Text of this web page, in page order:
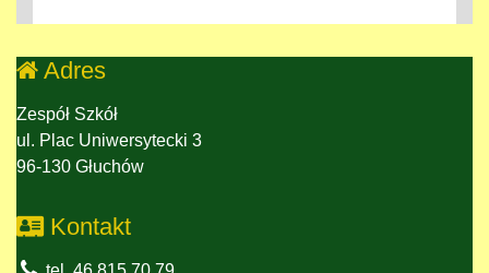
Adres
Zespół Szkół
ul. Plac Uniwersytecki 3
96-130 Głuchów
Kontakt